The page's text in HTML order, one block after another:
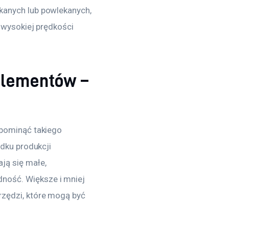
lub powlekanych,
prędkości
–
takiego
produkcji
się małe,
Większe i mniej
które mogą być